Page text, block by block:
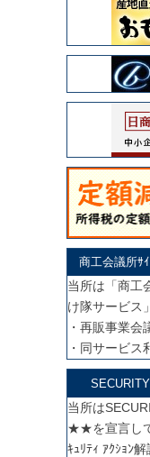
商工会議所ｻ
当所は「商工
け隊サービス
・再販事業会
・同サービス
SECURITY
当所は
★★を宣言し
ｷｭﾘﾃｨ ｱｸｼｮﾝ